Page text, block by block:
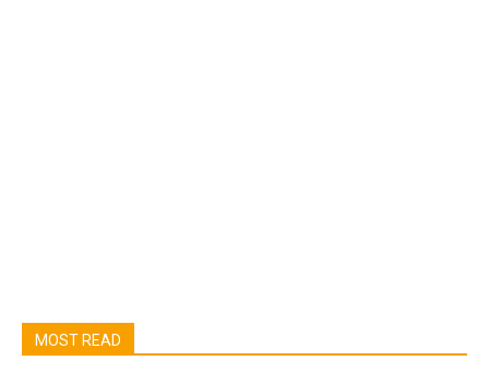
MOST READ